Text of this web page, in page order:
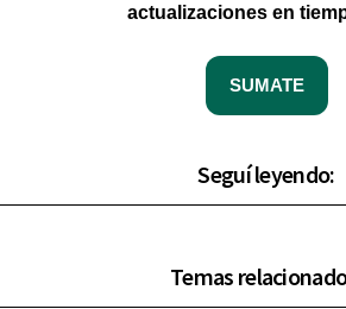
actualizaciones en
SUMATE
Seguí leyendo:
Temas